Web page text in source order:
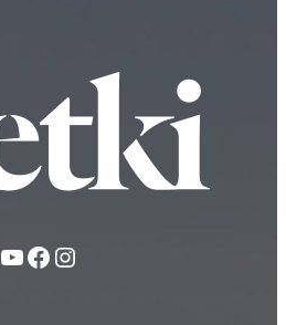
YouTube
FacebookInstagram